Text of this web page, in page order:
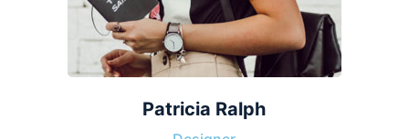
Patricia Ralph